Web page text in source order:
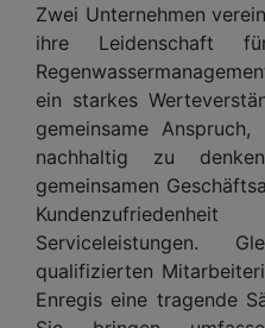
Zwei Unternehmen
ihre Leidenschaft
ein starkes
gemeinsame
nachhaltig zu
gemeinsamen
Serviceleistungen.
qualifizierten
Enregis eine tragende